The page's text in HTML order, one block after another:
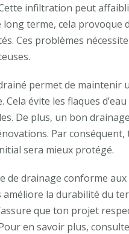
infiltration peut
terme, cela provoque
Ces problèmes
permet de maintenir
évite les flaques
De plus, un bon
Par conséquent,
sera mieux protégé.
de drainage conforme aux
la durabilité du
que ton projet
en savoir plus,